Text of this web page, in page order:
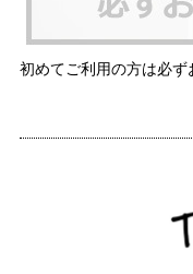
初めてご利用の方は必ず